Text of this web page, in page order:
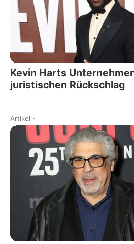
Kevin Harts
juristischen Rückschlag
Artikel -